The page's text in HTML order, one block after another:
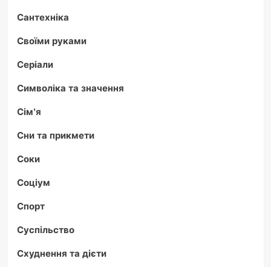
Сантехніка
Своїми руками
Серіали
Символіка та значення
Сім'я
Сни та прикмети
Соки
Соціум
Спорт
Суспільство
Схуднення та дієти